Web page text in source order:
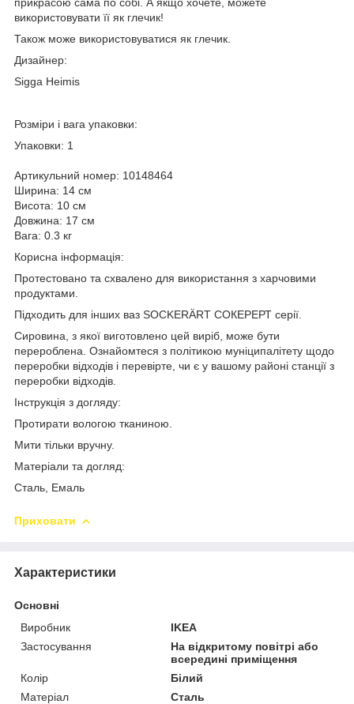
використовувати її як глечик!
Також може використовуватися як глечик.
Дизайнер:
Sigga Heimis
Розміри і вага упаковки:
Упаковки: 1
Артикульний номер: 10148464
Ширина: 14 см
Висота: 10 см
Довжина: 17 см
Вага: 0.3 кг
Корисна інформація:
Протестовано та схвалено для використання з харчовими
продуктами.
Підходить для інших ваз SOCKERÄRT СОКЕРЕРТ серії.
Сировина, з якої виготовлено цей виріб, може бути
перероблена. Ознайомтеся з політикою муніципалітету щодо
переробки відходів і перевірте, чи є у вашому районі станції з
переробки відходів.
Інструкція з догляду:
Протирати вологою тканиною.
Мити тільки вручну.
Матеріали та догляд:
Сталь, Емаль
Приховати
Характеристики
Основні
Виробник
IKEA
Застосування
На відкритому повітрі або
всередині приміщення
Колір
Білий
Матеріал
Сталь